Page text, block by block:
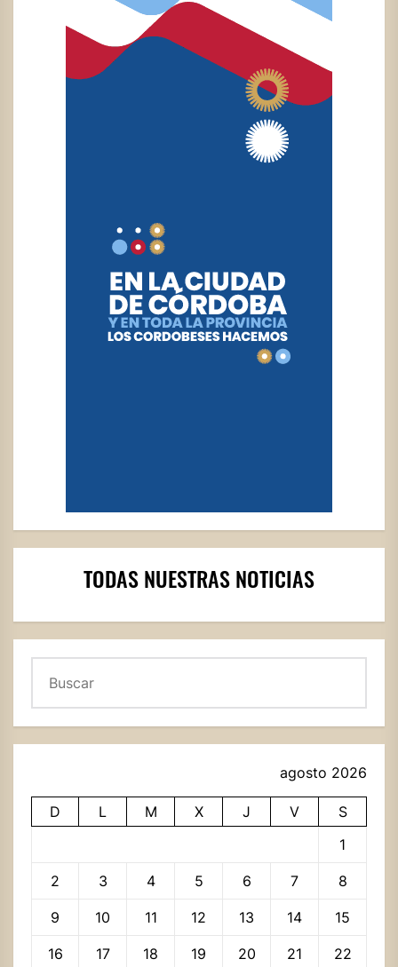
TODAS NUESTRAS NOTICIAS
agosto 2026
D L M X J V
S
1
2 3 4 5 6 7 8
9 10 11 12 13 14 15
16 17 18 19 20 21 22